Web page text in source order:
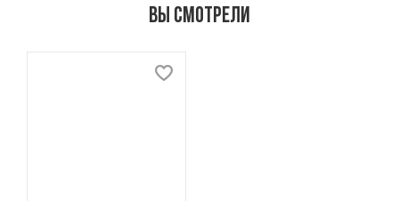
Вы смотрели